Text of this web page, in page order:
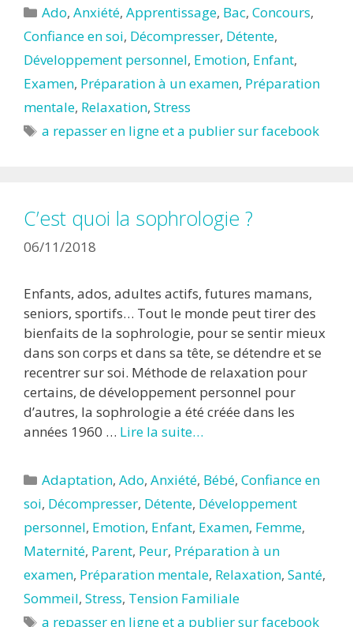
Catégories
Ado,Anxiété,Apprentissage, Bac,Concours,
Confiance en soi, Décompresser, Détente,
Développement personnel, Emotion, Enfant,
Examen, Préparation à un examen, Préparation
mentale, Relaxation, Stress
Étiquettes
a repasser en ligne et a publier sur facebook
C’est quoi la sophrologie ?
06/11/2018
Enfants, ados, adultes actifs, futures mamans,
seniors, sportifs… Tout le monde peut tirer des
bienfaits de la sophrologie, pour se sentir mieux
dans son corps et dans sa tête, se détendre et se
recentrer sur soi. Méthode de relaxation pour
certains, de développement personnel pour
d’autres, la sophrologie a été créée dans les
années 1960 … Lire la suite…
Catégories
Adaptation,Ado,Anxiété, Bébé,Confiance en
soi, Décompresser, Détente, Développement
personnel, Emotion, Enfant, Examen, Femme,
Maternité, Parent, Peur, Préparation à un
examen, Préparation mentale, Relaxation, Santé,
Sommeil, Stress, Tension Familiale
Étiquettes
a repasser en ligne et a publier sur facebook